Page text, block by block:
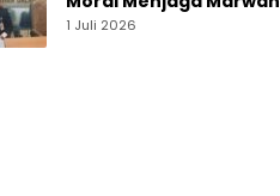
Perguruan Tinggi
1 Juli 2026